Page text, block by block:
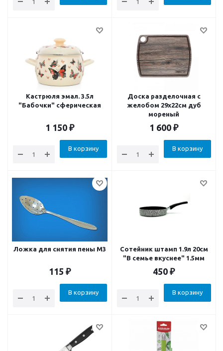
Кастрюля эмал. 3.5л
"Бабочки" сферическая
1 150 ₽
В корзину
Доска разделочная c
желобом 29х22см дуб
мореный
1 600 ₽
В корзину
Ложка для снятия пены М3
115 ₽
В корзину
Сотейник штамп 1.9л 20см
"В семье вкуснее" 1.5мм
450 ₽
В корзину